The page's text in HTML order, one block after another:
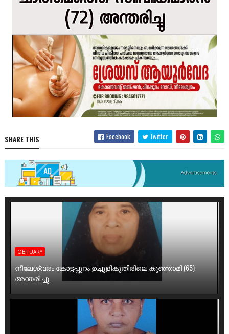
SHARE THIS Facebook Twitter
OBITUARY
നീലേശ്വരം കോട്ടപ്പുറം ഉച്ചൂളികുതിരിലെ കുഞ്ഞാമി (65)
അന്തരിച്ചു.